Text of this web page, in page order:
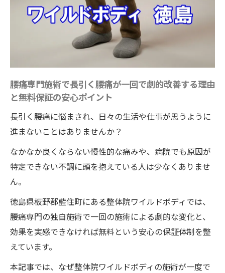
腰痛専門施術で長引く腰痛が一回で劇的改善する理由
と無料保証の安心ポイント
長引く腰痛に悩まされ、日々の生活や仕事が思うように
進まないことはありませんか？
なかなか良くならない慢性的な痛みや、病院でも原因が
特定できない不調に頭を抱えている人は少なくありませ
ん。
徳島県板野郡藍住町にある整体院ワイルドボディでは、
腰痛専門の独自施術で一回の施術による劇的な変化と、
効果を実感できなければ無料という安心の保証体制を整
えています。
本記事では、なぜ整体院ワイルドボディの施術が一度で